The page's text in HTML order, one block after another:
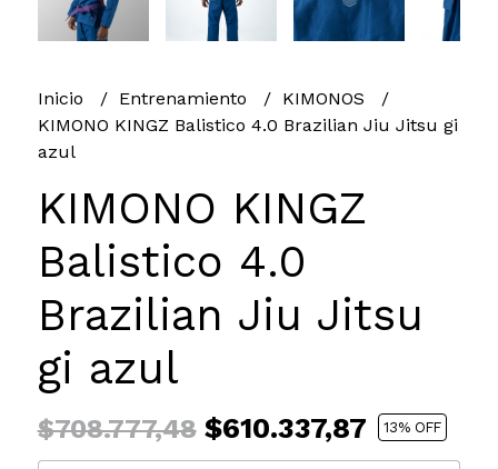
Inicio Entrenamiento
KIMONOS
KIMONO KINGZ Balistico 4.0 Brazilian Jiu Jitsu gi
azul
KIMONO KINGZ
Balistico 4.0
Brazilian Jiu Jitsu
gi azul
$708.777,48$610.337,87 13% OFF